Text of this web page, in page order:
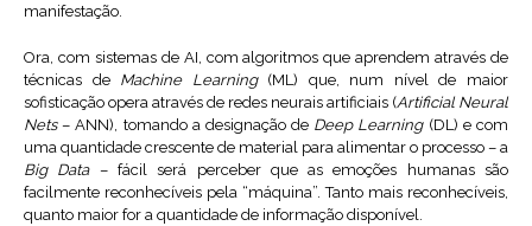
manifestação.
Ora, com sistemas de AI, com algoritmos que aprendem através de
técnicas de Machine Learning(ML) que, num nível de maior
sofisticação opera através de redes neurais artificiais (Artificial Neural
Nets– ANN), tomando a designação de Deep Learning(DL) e com
uma quantidade crescente de material para alimentar o processo – a
Big Data– fácil será perceber que as emoções humanas são
facilmente reconhecíveis pela “máquina”. Tanto mais reconhecíveis,
quanto maior for a quantidade de informação disponível.